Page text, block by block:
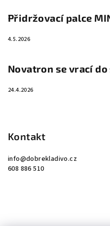
Přidržovací palce
4.5.2026
Novatron se vrací
24.4.2026
Kontakt
info@dobrekladivo.cz
608 886 510